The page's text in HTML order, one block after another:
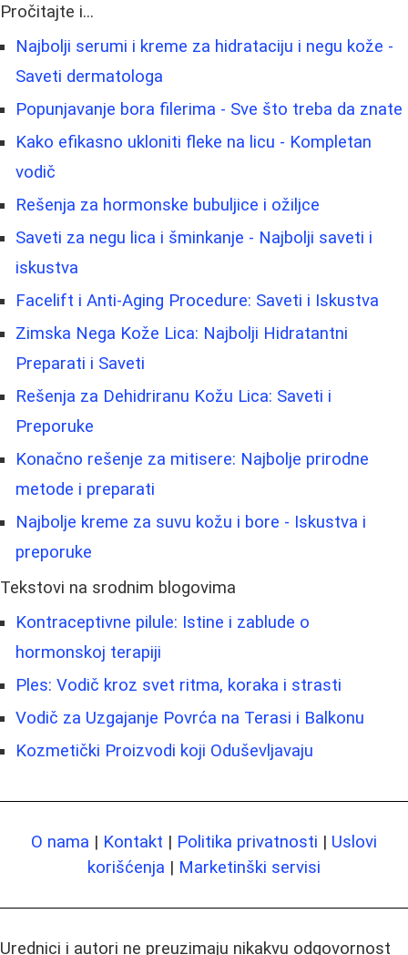
Pročitajte i...
Najbolji serumi i kreme za hidrataciju i negu kože -
Saveti dermatologa
Popunjavanje bora filerima - Sve što treba da znate
Kako efikasno ukloniti fleke na licu - Kompletan
vodič
Rešenja za hormonske bubuljice i ožiljce
Saveti za negu lica i šminkanje - Najbolji saveti i
iskustva
Facelift i Anti-Aging Procedure: Saveti i Iskustva
Zimska Nega Kože Lica: Najbolji Hidratantni
Preparati i Saveti
Rešenja za Dehidriranu Kožu Lica: Saveti i
Preporuke
Konačno rešenje za mitisere: Najbolje prirodne
metode i preparati
Najbolje kreme za suvu kožu i bore - Iskustva i
preporuke
Tekstovi na srodnim blogovima
Kontraceptivne pilule: Istine i zablude o
hormonskoj terapiji
Ples: Vodič kroz svet ritma, koraka i strasti
Vodič za Uzgajanje Povrća na Terasi i Balkonu
Kozmetički Proizvodi koji Oduševljavaju
O nama | Kontakt | Politika privatnosti | Uslovi
korišćenja | Marketinški servisi
Urednici i autori ne preuzimaju nikakvu odgovornost